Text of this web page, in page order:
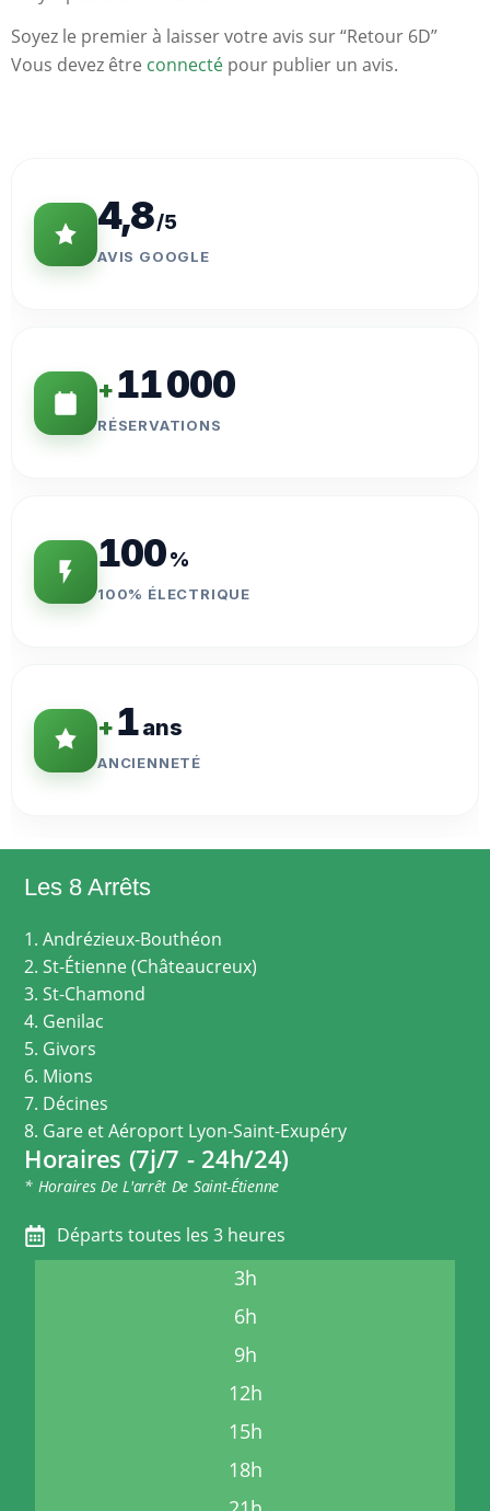
Soyez le premier à laisser votre avis sur “Retour 6D”
Vous devez être connecté pour publier un avis.
4,8/5
AVIS GOOGLE
+11 000
RÉSERVATIONS
100%
100% ÉLECTRIQUE
+1ans
ANCIENNETÉ
Les 8 Arrêts
1. Andrézieux-Bouthéon
2. St-Étienne (Châteaucreux)
3. St-Chamond
4. Genilac
5. Givors
6. Mions
7. Décines
8. Gare et Aéroport Lyon-Saint-Exupéry
Horaires (7j/7 - 24h/24)
* Horaires De L'arrêt De Saint-Étienne
Départs toutes les 3 heures
3h
6h
9h
12h
15h
18h